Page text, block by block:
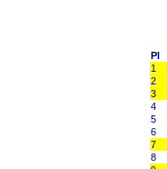
Pl
1
2
3
4
5
6
7
8